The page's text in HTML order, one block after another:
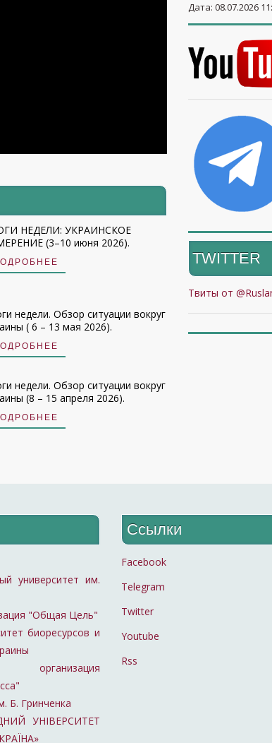
НЕДЕЛИ: УКРАИНСКОЕ
(3–10 июня 2026).
недели. Обзор ситуации вокруг
( 6 – 13 мая 2026).
недели. Обзор ситуации вокруг
(8 – 15 апреля 2026).
Дата: 08.07.2026
TWITTER
Твиты от
университет им.
"Общая Цель"
биоресурсов и
Б. Гринченка
УНІВЕРСИТЕТ
Ссылки
Facebook
Telegram
Twitter
Youtube
Rss